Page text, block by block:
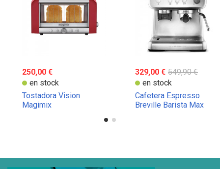
250,00 €
en stock
Tostadora Vision
Magimix
329,00 € 549,90 €
en stock
Cafetera Espresso
Breville Barista Max